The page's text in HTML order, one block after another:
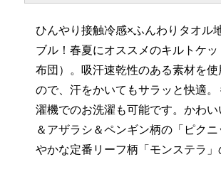
ひんやり接触冷感×ふんわりタオル
ブル！春夏にオススメのキルトケッ
布団）。吸汗速乾性のある素材を使
ので、汗をかいてもサラッと快適
濯機でのお洗濯も可能です。かわい
＆アザラシ＆ペンギン柄の「ピク
やかな定番リーフ柄「モンステラ」